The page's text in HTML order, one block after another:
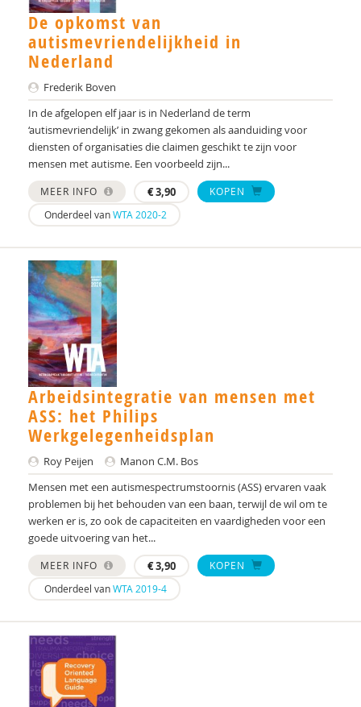
Magda Mostafa
Martine Mussies
Laura Nooteboom
Roy Peijen
Lucinda Pouw
Carolien Rieffe
Anke Scheeren
Gilbert Smelt
Dorothe Smit
Gabrielle van Son
Annelies Spek
Niels Springveld
Jan-Pieter Teunisse
Yung-Ting Tsou
Karin van den Bosch
Jaap van der Meere
Guida Veiga
Larissa Venema-Avezaat
Robert Vermeiren
De opkomst van
autismevriendelijkheid in
Nederland
Frederik Boven
In de afgelopen elf jaar is in Nederland de term
‘autismevriendelijk’ in zwang gekomen als aanduiding voor
diensten of organisaties die claimen geschikt te zijn voor
mensen met autisme. Een voorbeeld zijn...
MEER INFO €3,90
KOPEN
Onderdeel vanWTA 2020-2
Arbeidsintegratie van mensen met
ASS: het Philips
Werkgelegenheidsplan
Roy Peijen
Manon C.M. Bos
Mensen met een autismespectrumstoornis (ASS) ervaren vaak
problemen bij het behouden van een baan, terwijl de wil om te
werken er is, zo ook de capaciteiten en vaardigheden voor een
goede uitvoering van het...
MEER INFO €3,90
KOPEN
Onderdeel vanWTA 2019-4